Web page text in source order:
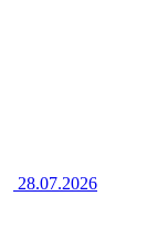
28.07.2026